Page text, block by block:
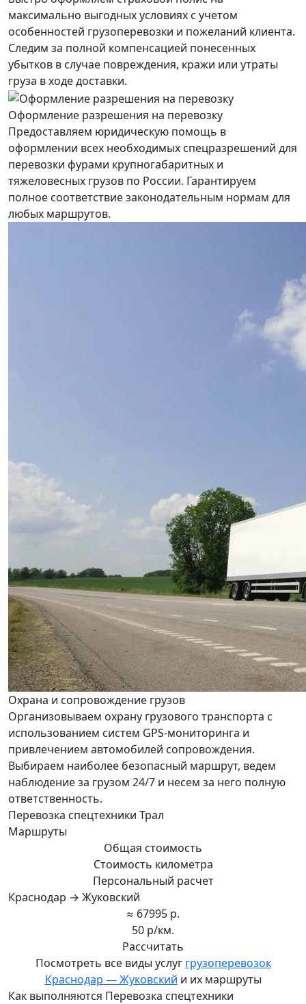
максимально выгодных условиях с учетом
особенностей грузоперевозки и пожеланий клиента.
Следим за полной компенсацией понесенных
убытков в случае повреждения, кражи или утраты
груза в ходе доставки.
Оформление разрешения на перевозку
Предоставляем юридическую помощь в
оформлении всех необходимых спецразрешений для
перевозки фурами крупногабаритных и
тяжеловесных грузов по России. Гарантируем
полное соответствие законодательным нормам для
любых маршрутов.
Охрана и сопровождение грузов
Организовываем охрану грузового транспорта с
использованием систем GPS-мониторинга и
привлечением автомобилей сопровождения.
Выбираем наиболее безопасный маршрут, ведем
наблюдение за грузом 24/7 и несем за него полную
ответственность.
Перевозка спецтехники Трал
Маршруты
Общая стоимость
Стоимость километра
Персональный расчет
Краснодар → Жуковский
≈ 67995 р.
50 р/км.
Рассчитать
Посмотреть все виды услуг грузоперевозок
Краснодар — Жуковский и их маршруты
Как выполняются Перевозка спецтехники